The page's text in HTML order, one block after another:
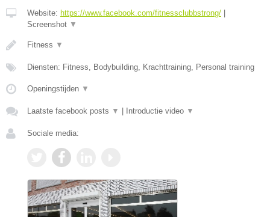
Website: https://www.facebook.com/fitnessclubbstrong/
Screenshot ▼
Fitness ▼
Diensten: Fitness, Bodybuilding, Krachttraining, Personal training
Openingstijden ▼
Laatste facebook posts ▼ Introductie video ▼
Sociale media: